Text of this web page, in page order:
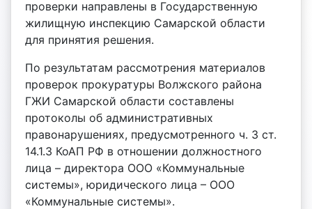
проверки направлены в Государственную
жилищную инспекцию Самарской области
для принятия решения.
По результатам рассмотрения материалов
проверок прокуратуры Волжского района
ГЖИ Самарской области составлены
протоколы об административных
правонарушениях, предусмотренного ч. 3 ст.
14.1.3 КоАП РФ в отношении должностного
лица – директора ООО «Коммунальные
системы», юридического лица – ООО
«Коммунальные системы».